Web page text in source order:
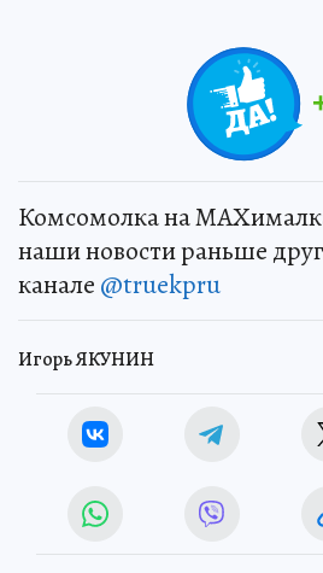
Комсомолка на
наши новости раньше
канале @truekpru
Игорь ЯКУНИН